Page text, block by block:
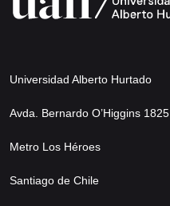
Universidad Alberto Hurtado
Avda. Bernardo O’Higgins 1825
Metro Los Héroes
Santiago de Chile